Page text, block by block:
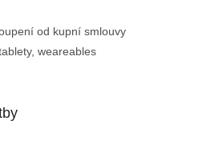
od kupní smlouvy
weareables